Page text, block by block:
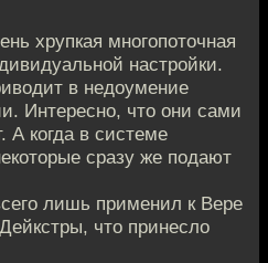
хрупкая многопоточная
настройки.
в недоумение
Интересно, что они сами
А когда в системе
сразу же подают
лишь применил к Вере
что принесло